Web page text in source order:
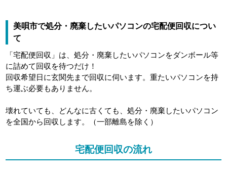
美唄市で処分・廃棄したいパソコンの宅配便回収につい
て
「宅配便回収」は、処分・廃棄したいパソコンをダンボール等
に詰めて回収を待つだけ！
回収希望日に玄関先まで回収に伺います。重たいパソコンを持
ち運ぶ必要もありません。
壊れていても、どんなに古くても、処分・廃棄したいパソコン
を全国から回収します。（一部離島を除く）
宅配便回収の流れ